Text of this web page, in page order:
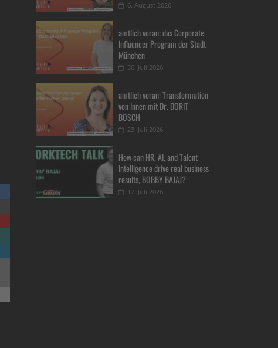
6. August 2026
amtlich voran: das Corporate
Influencer Program der Stadt
München
30. Juli 2026
amtlich voran: Transformation
von Innen mit Dr. DORIT
BOSCH
23. Juli 2026
How can HR, AI, and Talent
Intelligence drive real business
results, BOBBY BAJAJ?
17. Juli 2026